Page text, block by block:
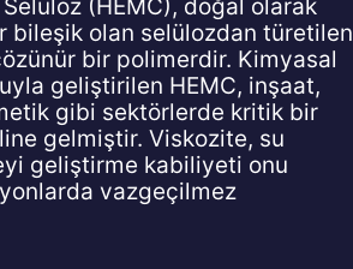
(HEMC), doğal olarak
bileşik olan selülozdan türetilen
bir polimerdir. Kimyasal
geliştirilen HEMC, inşaat,
gibi sektörlerde kritik bir
gelmiştir. Viskozite, su
geliştirme kabiliyeti onu
vazgeçilmez